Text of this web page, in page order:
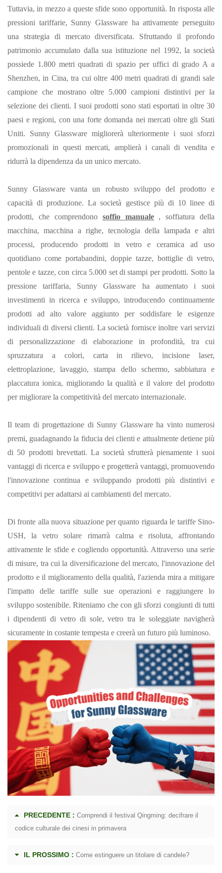
Tuttavia, in mezzo a queste sfide sono opportunità. In risposta alle
pressioni tariffarie, Sunny Glassware ha attivamente perseguito
una strategia di mercato diversificata. Sfruttando il profondo
patrimonio accumulato dalla sua istituzione nel 1992, la società
possiede 1.800 metri quadrati di spazio per uffici di grado A a
Shenzhen, in Cina, tra cui oltre 400 metri quadrati di grandi sale
campione che mostrano oltre 5.000 campioni distintivi per la
selezione dei clienti. I suoi prodotti sono stati esportati in oltre 30
paesi e regioni, con una forte domanda nei mercati oltre gli Stati
Uniti. Sunny Glassware migliorerà ulteriormente i suoi sforzi
promozionali in questi mercati, amplierà i canali di vendita e
ridurrà la dipendenza da un unico mercato.
Sunny Glassware vanta un robusto sviluppo del prodotto e
capacità di produzione. La società gestisce più di 10 linee di
prodotti, che comprendono soffio manuale , soffiatura della
macchina, macchina a righe, tecnologia della lampada e altri
processi, producendo prodotti in vetro e ceramica ad uso
quotidiano come portabandini, doppie tazze, bottiglie di vetro,
pentole e tazze, con circa 5.000 set di stampi per prodotti. Sotto la
pressione tariffaria, Sunny Glassware ha aumentato i suoi
investimenti in ricerca e sviluppo, introducendo continuamente
prodotti ad alto valore aggiunto per soddisfare le esigenze
individuali di diversi clienti. La società fornisce inoltre vari servizi
di personalizzazione di elaborazione in profondità, tra cui
spruzzatura a colori, carta in rilievo, incisione laser,
elettroplazione, lavaggio, stampa dello schermo, sabbiatura e
placcatura ionica, migliorando la qualità e il valore del prodotto
per migliorare la competitività del mercato internazionale.
Il team di progettazione di Sunny Glassware ha vinto numerosi
premi, guadagnando la fiducia dei clienti e attualmente detiene più
di 50 prodotti brevettati. La società sfrutterà pienamente i suoi
vantaggi di ricerca e sviluppo e progetterà vantaggi, promuovendo
l'innovazione continua e sviluppando prodotti più distintivi e
competitivi per adattarsi ai cambiamenti del mercato.
Di fronte alla nuova situazione per quanto riguarda le tariffe Sino-
USH, la vetro solare rimarrà calma e risoluta, affrontando
attivamente le sfide e cogliendo opportunità. Attraverso una serie
di misure, tra cui la diversificazione del mercato, l'innovazione del
prodotto e il miglioramento della qualità, l'azienda mira a mitigare
l'impatto delle tariffe sulle sue operazioni e raggiungere lo
sviluppo sostenibile. Riteniamo che con gli sforzi congiunti di tutti
i dipendenti di vetro di sole, vetro tra le soleggiate navigherà
sicuramente in costante tempesta e creerà un futuro più luminoso.
PRECEDENTE : Comprendi il festival Qingming: decifrare il
codice culturale dei cinesi in primavera
IL PROSSIMO : Come estinguere un titolare di candele?